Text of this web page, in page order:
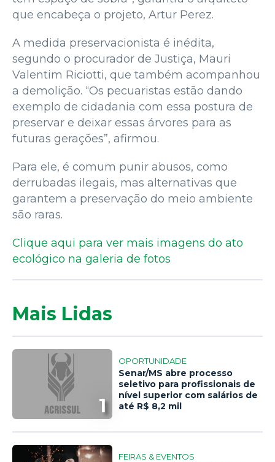
que encabeça o projeto, Artur Perez.
A medida preservacionista é inédita,
segundo o procurador de Justiça, Mauri
Valentim Riciotti, que também acompanhou
a demolição. “Os pecuaristas estão dando
exemplo de cidadania com essa postura de
preservar e deixar essas árvores para as
futuras gerações”, afirmou.
Para ele, é comum punir abusos, como
derrubadas ilegais, mas alternativas que
garantem a preservação do meio ambiente
são raras.
Clique aqui para ver mais imagens do ato
ecológico na galeria de fotos
Mais Lidas
1
OPORTUNIDADE
Senar/MS abre processo
seletivo para profissionais de
nível superior com salários de
até R$ 8,2 mil
FEIRAS & EVENTOS